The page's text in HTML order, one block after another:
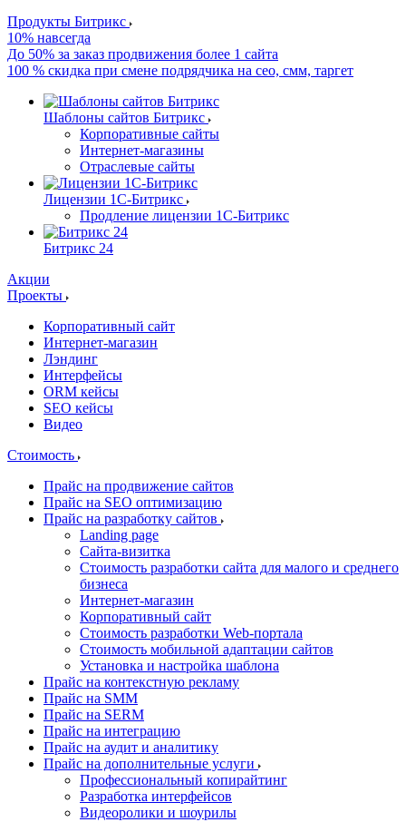
Продукты Битрикс
10% навсегда
До 50% за заказ продвижения более 1 сайта
100 % скидка при смене подрядчика на сео, смм, таргет
Шаблоны сайтов Битрикс
Корпоративные сайты
Интернет-магазины
Отраслевые сайты
Лицензии 1С-Битрикс
Продление лицензии 1С-Битрикс
Битрикс 24
Акции
Проекты
Корпоративный сайт
Интернет-магазин
Лэндинг
Интерфейсы
ORM кейсы
SEO кейсы
Видео
Стоимость
Прайс на продвижение сайтов
Прайс на SEO оптимизацию
Прайс на разработку сайтов
Landing page
Cайта-визитка
Стоимость разработки сайта для малого и среднего
бизнеса
Интернет-магазин
Корпоративный сайт
Стоимость разработки Web-портала
Стоимость мобильной адаптации сайтов
Установка и настройка шаблона
Прайс на контекстную рекламу
Прайс на SMM
Прайс на SERM
Прайс на интеграцию
Прайс на аудит и аналитику
Прайс на дополнительные услуги
Профессиональный копирайтинг
Разработка интерфейсов
Видеоролики и шоурилы